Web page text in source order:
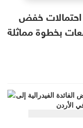
احتمالات خفض
إلى 100% وتوقعات بخطوة مماثلة